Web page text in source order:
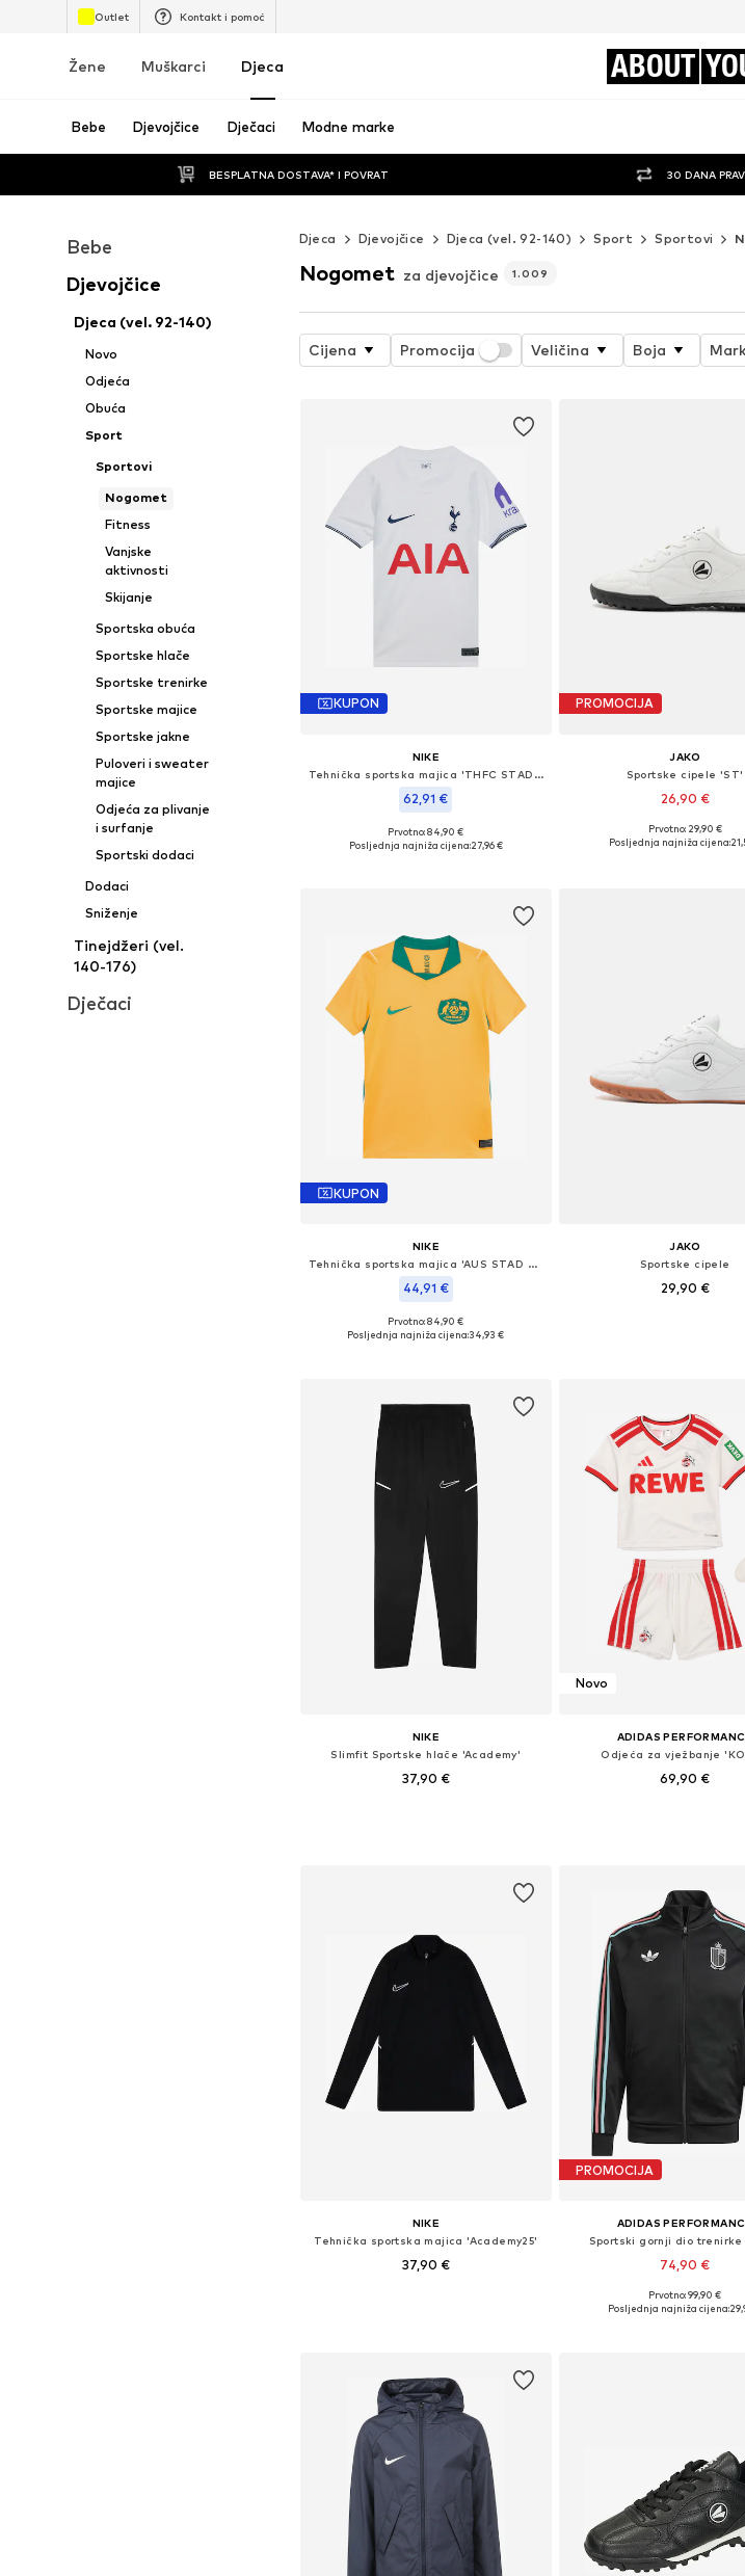
Outlet Kontakt i pomoć
Žene Muškarci Djeca ABOUT
Bebe Djevojčice Dječaci Modne marke
BESPLATNA DOSTAVA* I POVRAT 30 DANA
Bebe
Djevojčice
Djeca (vel. 92-140)
Novo
Odjeća
Obuća
Sport
Sportovi
Nogomet
Fitness
Vanjske
aktivnosti
Skijanje
Sportska obuća
Sportske hlače
Sportske trenirke
Sportske majice
Sportske jakne
Puloveri i sweater
majice
Odjeća za plivanje
i surfanje
Sportski dodaci
Dodaci
Sniženje
Tinejdžeri (vel.
140-176)
Dječaci
Djeca Djevojčice Djeca (vel. 92-140) Sport Sportovi
Nogomet za djevojčice 1.009
Cijena Promocija Veličina Boja
KUPON
NIKE
Tehnička sportska majica 'THFC STAD HM'
62,91 €
Dostupno u više veličina
Prvotno: 84,90 €
Posljednja najniža cijena:27,96 €
PROMOCIJA
JAKO
Sportske cipele 'ST'
26,90 €
Dostupno u više veličina
Prvotno: 29,90 €
Posljednja najniža cijena:
KUPON
NIKE
Tehnička sportska majica 'AUS STAD HM'
44,91 €
Prvotno: 84,90 €
Posljednja najniža cijena:34,93 €
JAKO
Sportske cipele
29,90 €
NIKE
Slimfit Sportske hlače 'Academy'
37,90 €
Novo
ADIDAS
Odjeća za vježbanje
69,90 €
NIKE
Tehnička sportska majica 'Academy25'
37,90 €
PROMOCIJA
ADIDAS
Sportski gornji dio trenirke
74,90 €
Prvotno: 99,90 €
Posljednja najniža cijena: